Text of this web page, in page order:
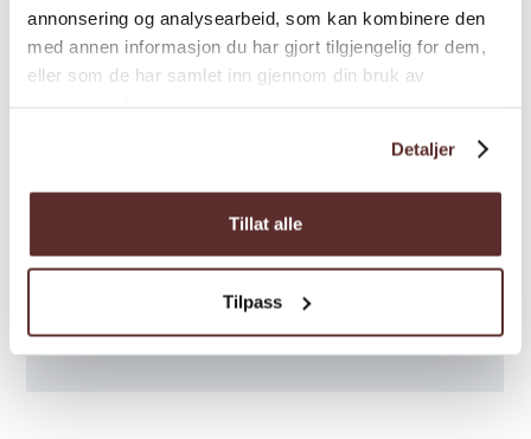
annonsering og analysearbeid, som kan kombinere den
med annen informasjon du har gjort tilgjengelig for dem,
eller som de har samlet inn gjennom din bruk av
Detaljer
Tillat alle
Tilpass